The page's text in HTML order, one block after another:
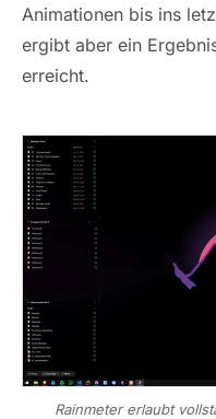
Animationen bis ins
ergibt aber ein
erreicht.
Rainmeter erlaubt